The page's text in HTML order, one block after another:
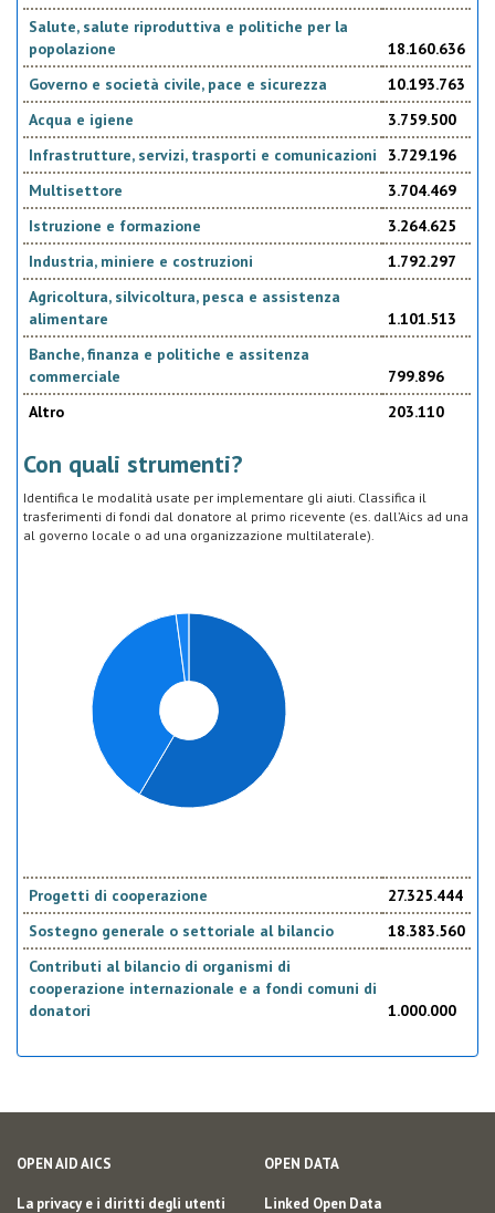
Salute, salute riproduttiva e politiche per la
popolazione
18.160.636
Governo e società civile, pace e sicurezza
10.193.763
Acqua e igiene
3.759.500
Infrastrutture, servizi, trasporti e comunicazioni
3.729.196
Multisettore
3.704.469
Istruzione e formazione
3.264.625
Industria, miniere e costruzioni
1.792.297
Agricoltura, silvicoltura, pesca e assistenza
alimentare
1.101.513
Banche, finanza e politiche e assitenza
commerciale
799.896
Altro
203.110
Con quali strumenti?
Identifica le modalità usate per implementare gli aiuti. Classifica il
trasferimenti di fondi dal donatore al primo ricevente (es. dall’Aics ad una
al governo locale o ad una organizzazione multilaterale).
Progetti di cooperazione
27.325.444
Sostegno generale o settoriale al bilancio
18.383.560
Contributi al bilancio di organismi di
cooperazione internazionale e a fondi comuni di
donatori
1.000.000
OPEN AID AICS
La privacy e i diritti degli utenti
OPEN DATA
Linked Open Data